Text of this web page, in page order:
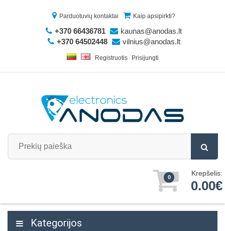
Parduotuvių kontaktai Kaip apsipirkti?
+370 66436781
kaunas@anodas.lt
+370 64502448
vilnius@anodas.lt
Registruotis Prisijungti
0 Krepšelis:
0.00€
Kategorijos